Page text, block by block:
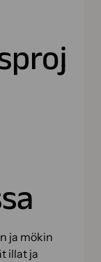
ja mökin
illat ja